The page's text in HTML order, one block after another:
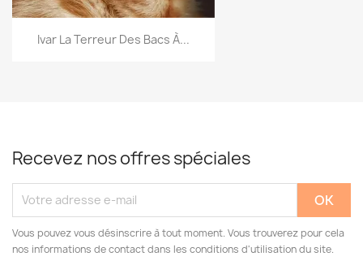
Ivar La Terreur Des Bacs À...
Recevez nos offres spéciales
Vous pouvez vous désinscrire à tout moment. Vous trouverez pour cela
nos informations de contact dans les conditions d'utilisation du site.